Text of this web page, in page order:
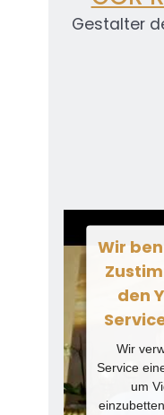
Gestalter
Wir
den
Wir
Service
um